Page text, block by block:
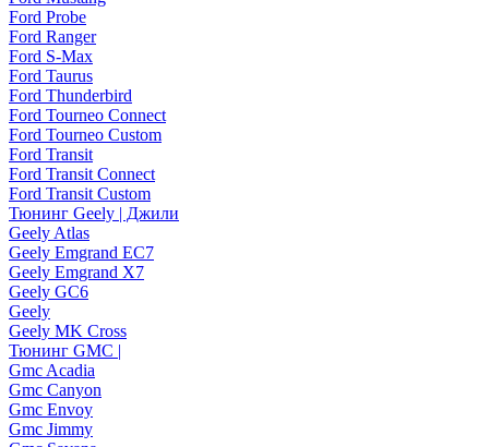
Ford Probe
Ford Ranger
Ford S-Max
Ford Taurus
Ford Thunderbird
Ford Tourneo Connect
Ford Tourneo Custom
Ford Transit
Ford Transit Connect
Ford Transit Custom
Тюнинг Geely | Джили
Geely Atlas
Geely Emgrand EC7
Geely Emgrand X7
Geely GC6
Geely
Geely MK Cross
Тюнинг GMC |
Gmc Acadia
Gmc Canyon
Gmc Envoy
Gmc Jimmy